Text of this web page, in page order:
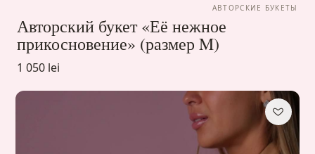
АВТОРСКИЕ БУКЕТЫ
Авторский букет «Её нежное
прикосновение» (размер M)
1 050 lei